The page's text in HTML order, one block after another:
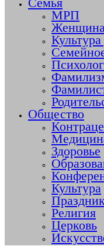
Семья
МРП
Культура
Общество
Здоровье
Культура
Религия
Церковь